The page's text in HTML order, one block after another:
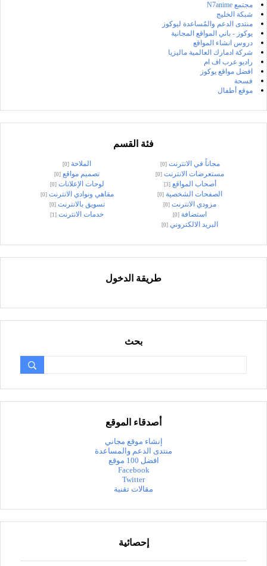
مجتمع N7anime
شبكة الخليج
منتدى الدعم والمٌساعدة ليوكوز
يوكوز - باني المواقع المجانية
دروس انشاء المواقع
شركة ادمارك العالمية ماليزيا
راديو عرب اف ام
افضل مواقع يوكوز
فسحة
موقع أطفال
فئة القسم
مجاناً في الانترنت [0] الملاحة [0]
مستعرضات الانترنت [0] تصميم مواقع [0]
أصحاب المواقع [3] لوحات الإعلانات [0]
الصفحات الشخصية [0] مقاهي ونوادي الانترنت [0]
مزودي الانترنت [0] تسويق بالانترنت [0]
استضافة [0] خدمات الانترنت [1]
البريد الالكتروني [0]
طريقة الدخول
بحث
أصدقاء الموقع
إنشاء موقع مجاني
منتدى الدعم والمساعدة
افضل 100 موقع
Facebook
Twitter
مقالات تقنية
إحصائية